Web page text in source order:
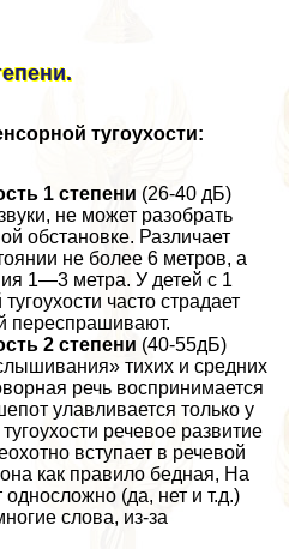
тугоухости:
1 степени (26-40 дБ)
не может разобрать
обстановке. Различает
не более 6 метров, а
1—3 метра. У детей с 1
часто страдает
переспрашивают.
2 степени (40-55дБ)
тихих и средних
речь воспринимается
улавливается только у
речевое развитие
вступает в речевой
она как правило бедная, На
(да, нет и т.д.)
слова, из-за